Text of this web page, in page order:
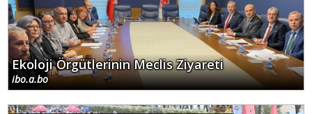
Ekoloji Örgütlerinin Meclis Ziyareti
ibo.a.bo